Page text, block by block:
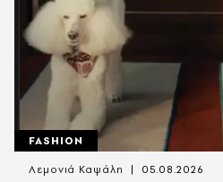
FASHION
Λεμονιά Καψάλη 05.08.2026